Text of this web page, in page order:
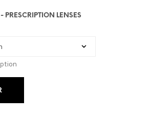
PRESCRIPTION LENSES